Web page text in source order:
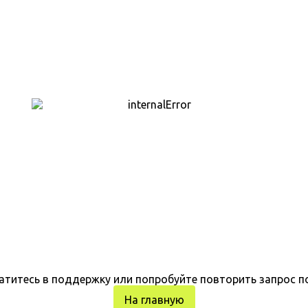
в поддержку или попробуйте повторить запрос
На главную